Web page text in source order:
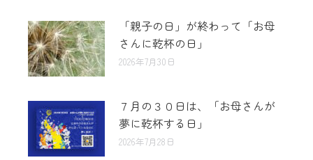
「親子の日」が終わって「お母
さんに乾杯の日」
2026年7月30日
７月の３０日は、「お母さんが
夢に乾杯する日」
2026年7月28日